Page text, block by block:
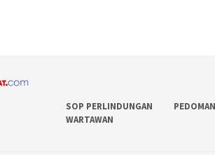
SOP PERLINDUNGAN
WARTAWAN